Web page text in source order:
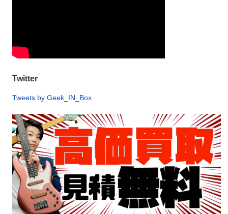
Twitter
Tweets by Geek_IN_Box